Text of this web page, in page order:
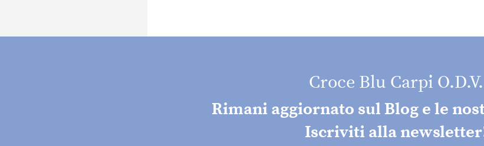
Croce Blu Carpi O.D.V.
Rimani aggiornato sul Blog e le
Iscriviti alla